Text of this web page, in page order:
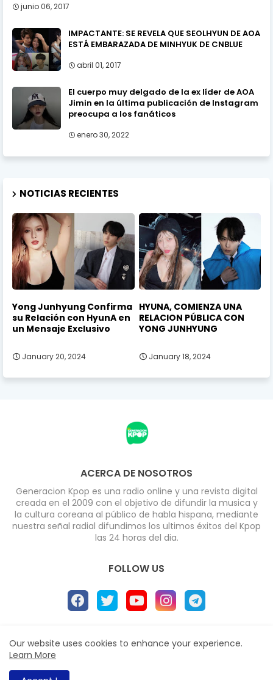
junio 06, 2017
IMPACTANTE: SE REVELA QUE SEOLHYUN DE AOA
ESTÁ EMBARAZADA DE MINHYUK DE CNBLUE
abril 01, 2017
El cuerpo muy delgado de la ex líder de AOA
Jimin en la última publicación de Instagram
preocupa a los fanáticos
enero 30, 2022
NOTICIAS RECIENTES
Yong Junhyung Confirma
su Relación con HyunA en
un Mensaje Exclusivo
January 20, 2024
HYUNA, COMIENZA UNA
RELACION PÚBLICA CON
YONG JUNHYUNG
January 18, 2024
ACERCA DE NOSOTROS
Generacion Kpop es una radio online y una revista digital
creada en el 2009 con el objetivo de difundir la musica y
la cultura coreana al público de habla hispana, mediante
nuestra señal radial difundimos los ultimos éxitos del Kpop
las 24 horas del dia.
FOLLOW US
Home About Radio
Contact us
Our website uses cookies to enhance your experience.
Learn More